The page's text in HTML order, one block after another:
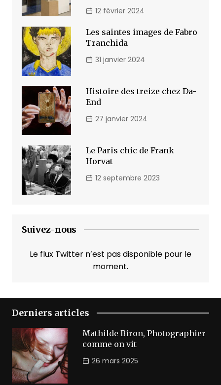
12 février 2024
Les saintes images de Fabro
Tranchida
31 janvier 2024
Histoire des treize chez Da-
End
27 janvier 2024
Le Paris chic de Frank
Horvat
12 septembre 2023
Suivez-nous
Le flux Twitter n’est pas disponible pour le
moment.
Derniers articles
Mathilde Biron, Photographier
comme on vit
26 mars 2025